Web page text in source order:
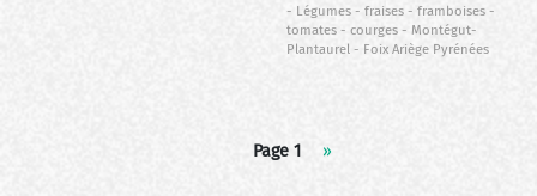
Légumes
fraises
framboises
tomates
courges
Montégut-
Plantaurel
Foix Ariège Pyrénées
Page 1
Page
››